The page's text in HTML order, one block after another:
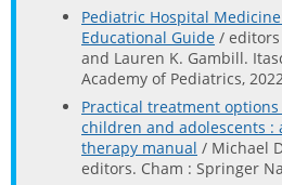
Pediatric Hospital
Educational Guide / editors
and Lauren K. Gambill.
Academy of Pediatrics,
Practical treatment
children and adolescents
therapy manual / Michael
editors. Cham : Springer